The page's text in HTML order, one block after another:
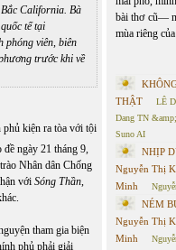
California. Bà
tếtại
phóng viên, biên
trước khi về
kiện ra tòa với tội
ngày 21 tháng 9,
Nhân dân Chống
với Sóng Thần,
tham gia biện
phủ phải giải
bài thơ cũ—
mùa riêng
THẬT
LÊ
Dang TN
Suno AI
NHỊP
Nguyễn Thị
Minh
NÉM
Nguyễn Thị
Minh